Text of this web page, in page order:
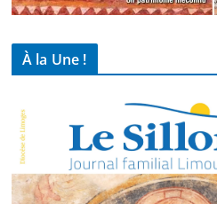
À la Une !